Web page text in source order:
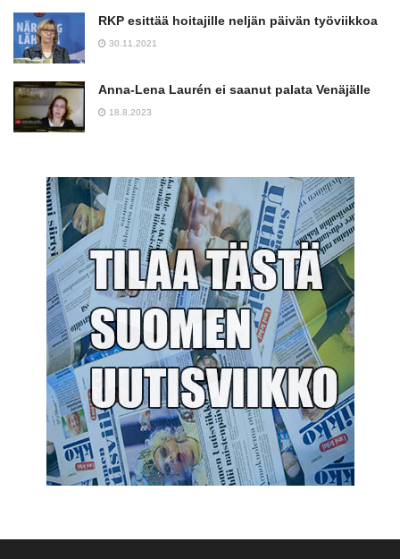
RKP esittää hoitajille neljän päivän työviikkoa
30.11.2021
Anna-Lena Laurén ei saanut palata Venäjälle
18.8.2023